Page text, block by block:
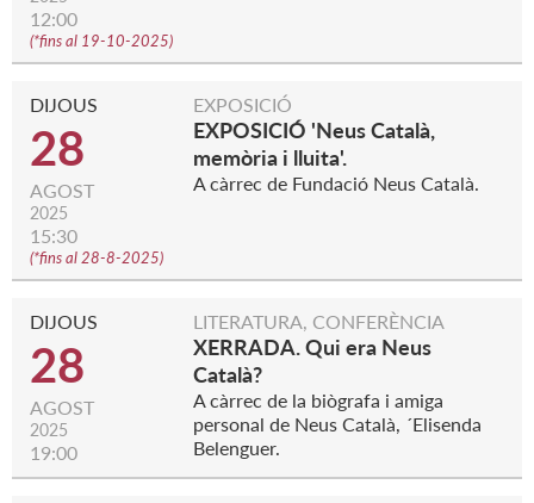
12:00
(*fins al 19-10-2025)
DIJOUS
28
AGOST
2025
15:30
(*fins al 28-8-2025)
EXPOSICIÓ
EXPOSICIÓ 'Neus Català,
memòria i lluita'.
A càrrec de Fundació Neus Català.
DIJOUS
28
AGOST
2025
19:00
LITERATURA, CONFERÈNCIA
XERRADA. Qui era Neus
Català?
A càrrec de la biògrafa i amiga
personal de Neus Català, ´Elisenda
Belenguer.